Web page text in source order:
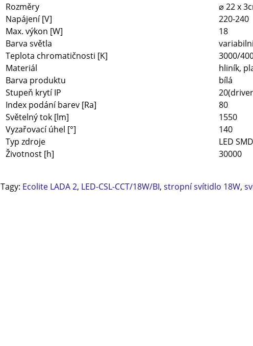
Rozměry
⌀ 22 x
Napájení [V]
220-240
Max. výkon [W]
18
Barva světla
Teplota chromatičnosti [K]
3000/
Materiál
hliník,
Barva produktu
bílá
Stupeň krytí IP
Index podání barev [Ra]
80
Světelný tok [lm]
1550
Vyzařovací úhel [°]
140
Typ zdroje
LED SMD
Životnost [h]
30000
Tagy: Ecolite LADA 2, LED-CSL-CCT/18W/BI, stropní svítidlo 18W,